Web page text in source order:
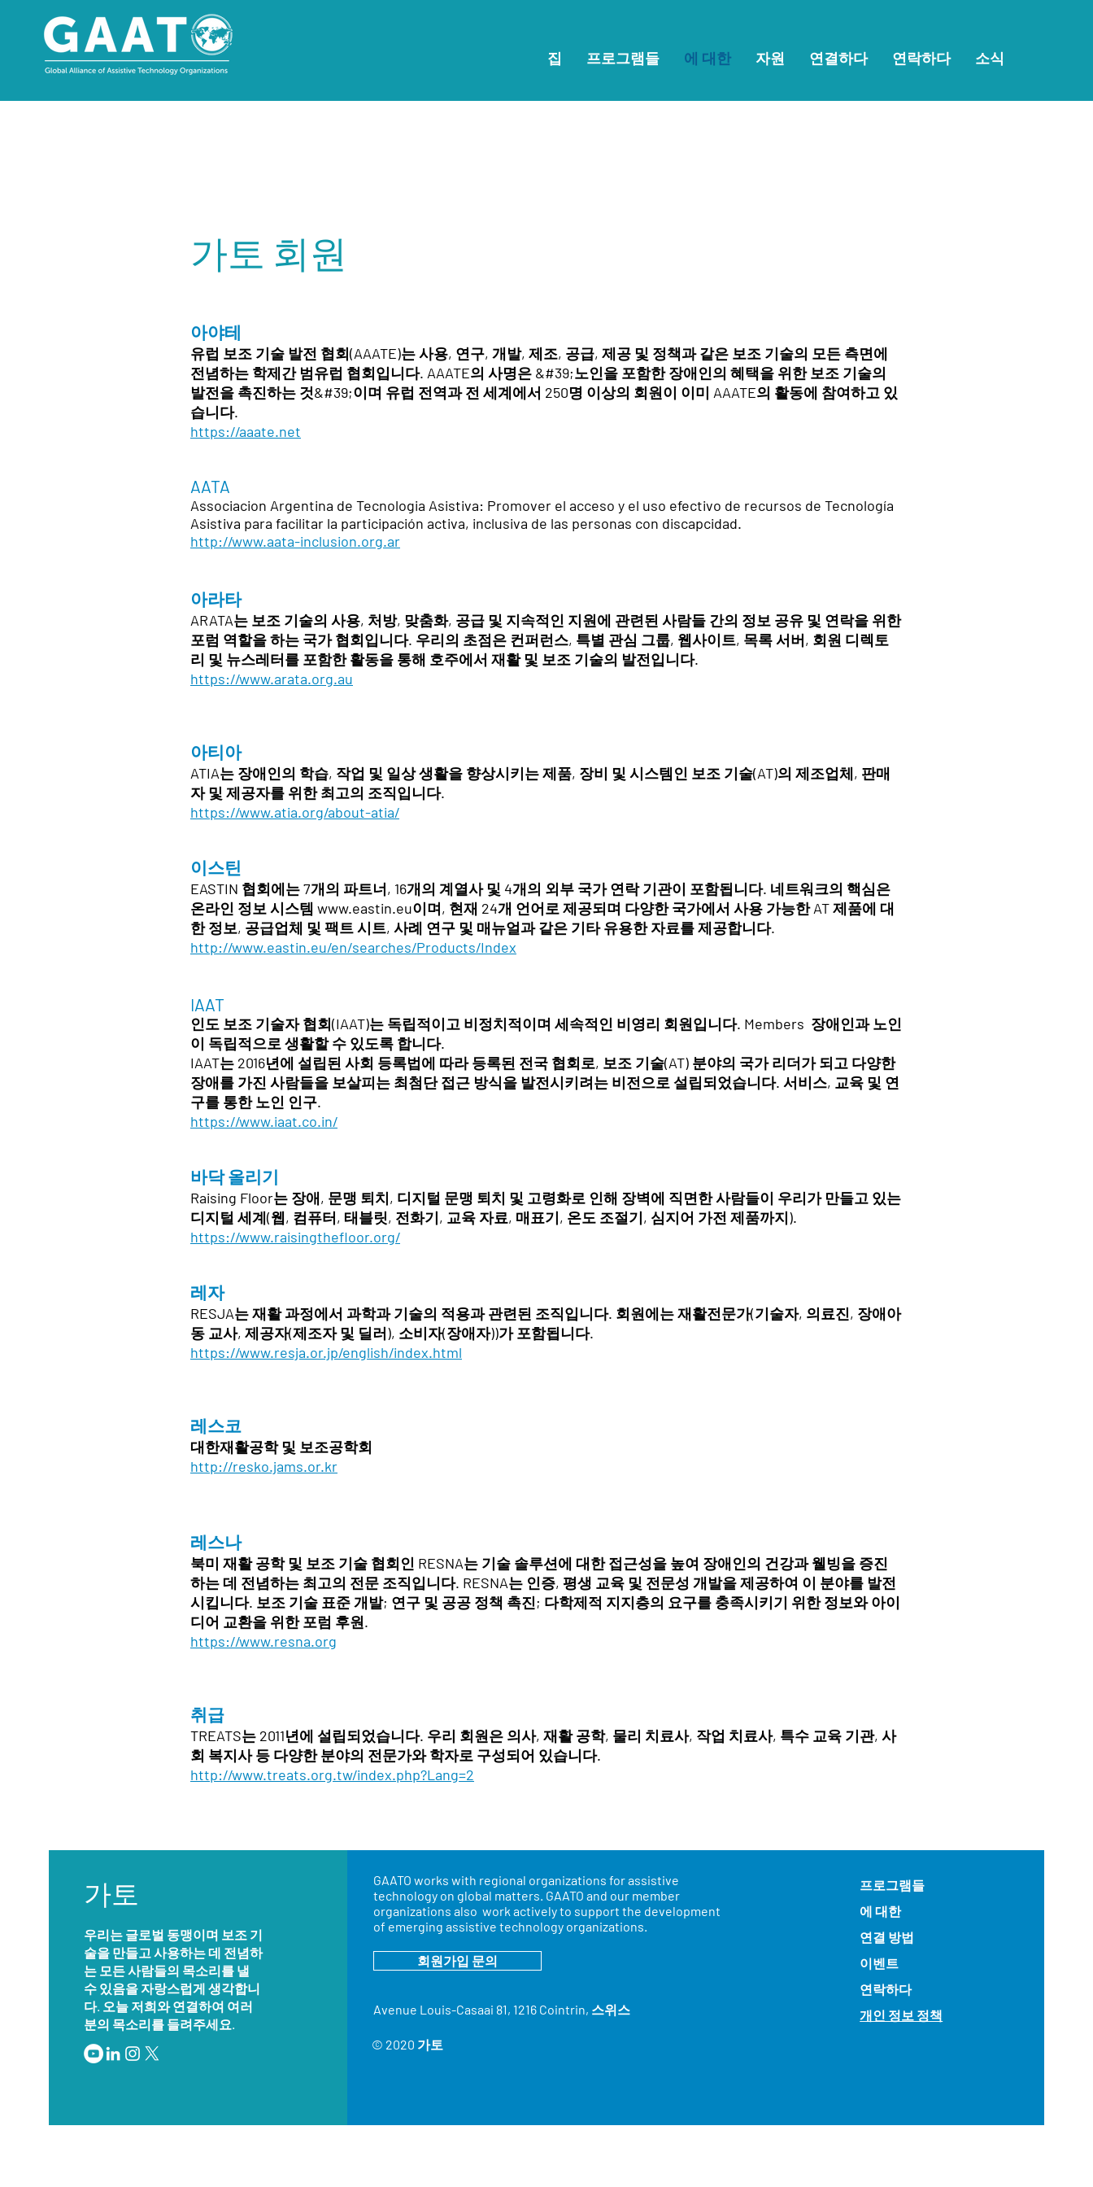
집 프로그램들 에 대한 자원 연결하다 연락하다 소식
가토 회원
아야테
유럽 보조 기술 발전 협회(AAATE)는 사용, 연구, 개발, 제조, 공급, 제공 및 정책과 같은 보조 기술의 모든 측면에
전념하는 학제간 범유럽 협회입니다. AAATE의 사명은 &#39;노인을 포함한 장애인의 혜택을 위한 보조 기술의
발전을 촉진하는 것&#39;이며 유럽 전역과 전 세계에서 250명 이상의 회원이 이미 AAATE의 활동에 참여하고 있
습니다.
https://aaate.net
AATA
Associacion Argentina de Tecnologia Asistiva: Promover el acceso y el uso efectivo de recursos de Tecnología
Asistiva para facilitar la participación activa, inclusiva de las personas con discapcidad.
http://www.aata-inclusion.org.ar
아라타
ARATA는 보조 기술의 사용, 처방, 맞춤화, 공급 및 지속적인 지원에 관련된 사람들 간의 정보 공유 및 연락을 위한
포럼 역할을 하는 국가 협회입니다. 우리의 초점은 컨퍼런스, 특별 관심 그룹, 웹사이트, 목록 서버, 회원 디렉토
리 및 뉴스레터를 포함한 활동을 통해 호주에서 재활 및 보조 기술의 발전입니다.
https://www.arata.org.au
아티아
ATIA는 장애인의 학습, 작업 및 일상 생활을 향상시키는 제품, 장비 및 시스템인 보조 기술(AT)의 제조업체, 판매
자 및 제공자를 위한 최고의 조직입니다.
https://www.atia.org/about-atia/
이스틴
EASTIN 협회에는 7개의 파트너, 16개의 계열사 및 4개의 외부 국가 연락 기관이 포함됩니다. 네트워크의 핵심은
온라인 정보 시스템 www.eastin.eu이며, 현재 24개 언어로 제공되며 다양한 국가에서 사용 가능한 AT 제품에 대
한 정보, 공급업체 및 팩트 시트, 사례 연구 및 매뉴얼과 같은 기타 유용한 자료를 제공합니다.
http://www.eastin.eu/en/searches/Products/Index
IAAT
인도 보조 기술자 협회(IAAT)는 독립적이고 비정치적이며 세속적인 비영리 회원입니다. Members 장애인과 노인
이 독립적으로 생활할 수 있도록 합니다.
IAAT는 2016년에 설립된 사회 등록법에 따라 등록된 전국 협회로, 보조 기술(AT) 분야의 국가 리더가 되고 다양한
장애를 가진 사람들을 보살피는 최첨단 접근 방식을 발전시키려는 비전으로 설립되었습니다. 서비스, 교육 및 연
구를 통한 노인 인구.
https://www.iaat.co.in/
바닥 올리기
Raising Floor는 장애, 문맹 퇴치, 디지털 문맹 퇴치 및 고령화로 인해 장벽에 직면한 사람들이 우리가 만들고 있는
디지털 세계(웹, 컴퓨터, 태블릿, 전화기, 교육 자료, 매표기, 온도 조절기, 심지어 가전 제품까지).
https://www.raisingthefloor.org/
레자
RESJA는 재활 과정에서 과학과 기술의 적용과 관련된 조직입니다. 회원에는 재활전문가(기술자, 의료진, 장애아
동 교사, 제공자(제조자 및 딜러), 소비자(장애자))가 포함됩니다.
https://www.resja.or.jp/english/index.html
레스코
대한재활공학 및 보조공학회
http://resko.jams.or.kr
레스나
북미 재활 공학 및 보조 기술 협회인 RESNA는 기술 솔루션에 대한 접근성을 높여 장애인의 건강과 웰빙을 증진
하는 데 전념하는 최고의 전문 조직입니다. RESNA는 인증, 평생 교육 및 전문성 개발을 제공하여 이 분야를 발전
시킵니다. 보조 기술 표준 개발; 연구 및 공공 정책 촉진; 다학제적 지지층의 요구를 충족시키기 위한 정보와 아이
디어 교환을 위한 포럼 후원.
https://www.resna.org
취급
TREATS는 2011년에 설립되었습니다. 우리 회원은 의사, 재활 공학, 물리 치료사, 작업 치료사, 특수 교육 기관, 사
회 복지사 등 다양한 분야의 전문가와 학자로 구성되어 있습니다.
http://www.treats.org.tw/index.php?Lang=2
가토
우리는 글로벌 동맹이며 보조 기
술을 만들고 사용하는 데 전념하
는 모든 사람들의 목소리를 낼
수 있음을 자랑스럽게 생각합니
다. 오늘 저희와 연결하여 여러
분의 목소리를 들려주세요.
GAATO works with regional organizations for assistive
technology on global matters. GAATO and our member
organizations also work actively to support the development
of emerging assistive technology organizations.
회원가입 문의
Avenue Louis-Casaai 81, 1216 Cointrin, 스위스
© 2020 가토
프로그램들
에 대한
연결 방법
이벤트
연락하다
개인 정보 정책